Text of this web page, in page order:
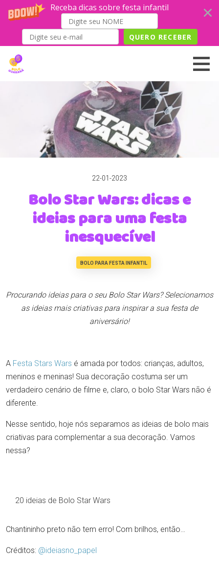
Receba dicas sobre festa infantil
QUERO RECEBER
content
22-01-2023
Bolo Star Wars: dicas e
ideias para uma festa
inesquecível
BOLO PARA FESTA INFANTIL
Procurando ideias para o seu Bolo Star Wars? Selecionamos
as ideias mais criativas para inspirar a sua festa de
aniversário!
A Festa Stars Wars é amada por todos: crianças, adultos,
meninos e meninas! Sua decoração costuma ser um
verdadeiro cenário de filme e, claro, o bolo Star Wars não é
diferente.
Nesse sentido, hoje nós separamos as ideias de bolo mais
criativas para complementar a sua decoração. Vamos
nessa?
20 ideias de Bolo Star Wars
Chantininho preto não tem erro! Com brilhos, então…
Créditos: @ideiasno_papel